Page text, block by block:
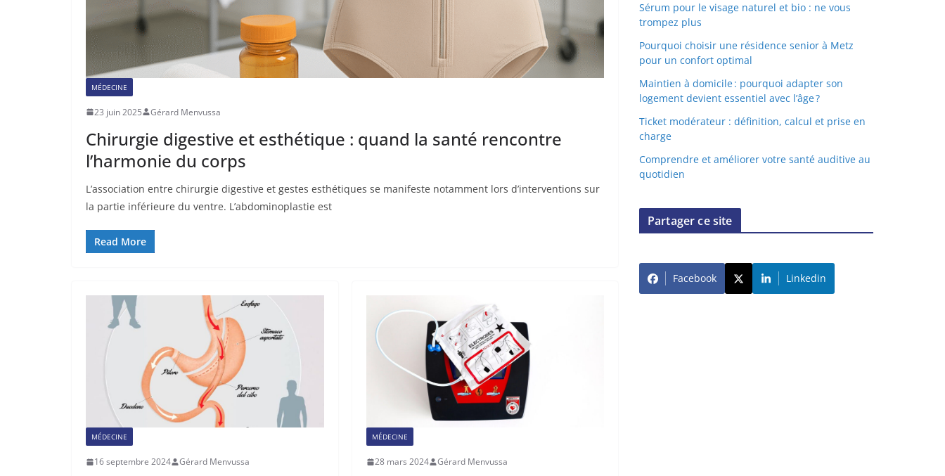
MÉDECINE
23 juin 2025 Gérard Menvussa
Chirurgie digestive et esthétique : quand la santé rencontre
l’harmonie du corps
L’association entre chirurgie digestive et gestes esthétiques se manifeste notamment lors d’interventions sur
la partie inférieure du ventre. L’abdominoplastie est
Read More
MÉDECINE
16 septembre 2024 Gérard Menvussa
MÉDECINE
28 mars 2024 Gérard Menvussa
Sérum pour le visage naturel et bio : ne vous
trompez plus
Pourquoi choisir une résidence senior à Metz
pour un confort optimal
Maintien à domicile : pourquoi adapter son
logement devient essentiel avec l’âge ?
Ticket modérateur : définition, calcul et prise en
charge
Comprendre et améliorer votre santé auditive au
quotidien
Partager ce site
Facebook Linkedin